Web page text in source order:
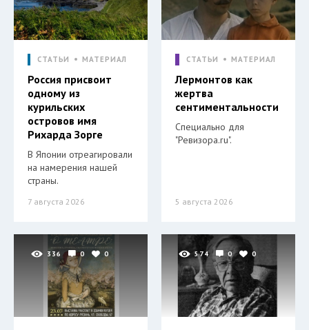
СТАТЬИ МАТЕРИАЛ
Россия присвоит
одному из
курильских
островов имя
Рихарда Зорге
В Японии отреагировали
на намерения нашей
страны.
7 августа 2026
СТАТЬИ МАТЕРИАЛ
Лермонтов как
жертва
сентиментальности
Специально для
"Ревизора.ru".
5 августа 2026
336 0 0 574 0 0